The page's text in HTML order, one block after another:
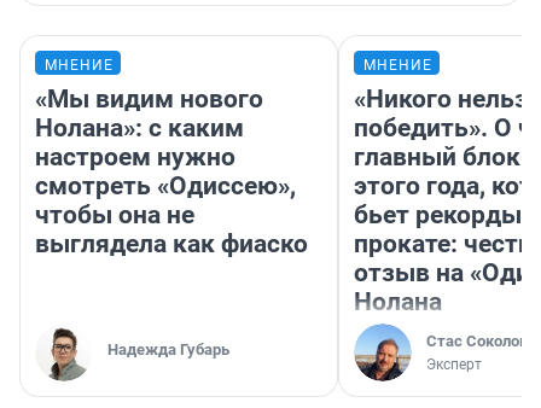
МНЕНИЕ
«Мы видим нового
Нолана»: с каким
настроем нужно
смотреть «Одиссею»,
чтобы она не
выглядела как фиаско
Надежда Губарь
МНЕНИЕ
«Никого нельзя
победить». О
главный
этого года,
бьет рекорды в
прокате:
отзыв на
Нолана
Стас Соколов
Эксперт